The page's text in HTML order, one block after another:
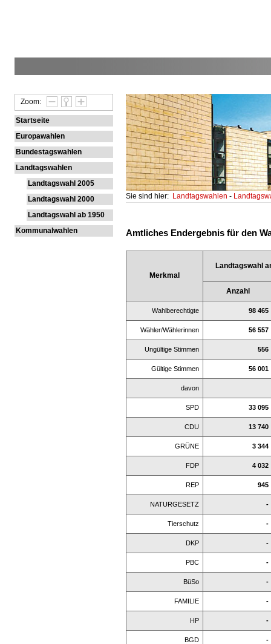
Zoom:
Startseite
Europawahlen
Bundestagswahlen
Landtagswahlen
Landtagswahl 2005
Landtagswahl 2000
Landtagswahl ab 1950
Kommunalwahlen
Sie sind hier: Landtagswahlen-
Amtliches Endergebnis für den
Merkmal
Landtagswahl
Anzahl
Wahlberechtigte 98 465
Wähler/Wählerinnen 56 557
Ungültige Stimmen 556
Gültige Stimmen 56 001
davon
SPD 33 095
CDU 13 740
GRÜNE 3 344
FDP 4 032
REP 945
NATURGESETZ -
Tierschutz -
DKP -
PBC -
BüSo -
FAMILIE -
HP -
BGD -